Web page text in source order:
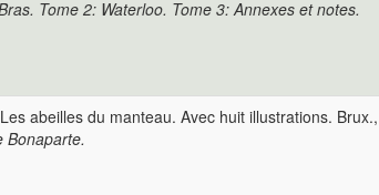
Tome 2: Waterloo. Tome 3: Annexes et notes.
Les abeilles du manteau. Avec huit illustrations.
Bonaparte.